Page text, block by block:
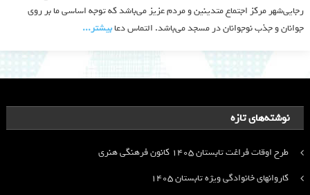
رجایی‌شهر مرکز اجتماع متدینین و مردم عزیز می‌باشد که توجه اساسی ما بر روی
جوانان و جذب نوجوانان در مسجد می‌باشد. التماس دعابیشتر‫...‬
نوشته‌های تازه
طرح اوقات فراغت تابستان ۱۴۰۵ کانون فرهنگی هنری
کاروانهای خانوادگی ویژه تابستان ۱۴۰۵